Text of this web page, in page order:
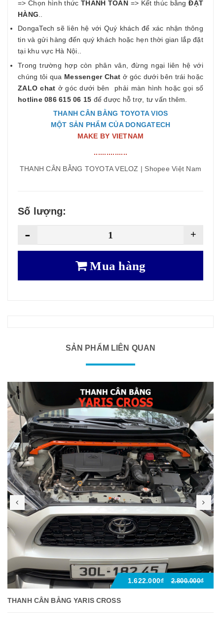
=> Chọn hình thức THANH TOÁN=> Kết thúc bằngĐẶT
HÀNG
DongaTech sẽ liên hệ với Quý khách để xác nhận thông
tin và gửi hàng đến quý khách hoặc hẹn thời gian lắp đặt
tại khu vực Hà Nội..
Trong trường hợp còn phân vân, đừng ngại liên hệ với
chúng tôi qua Messenger Chat ở góc dưới bên trái hoặc
ZALO chat ở góc dưới bên phải màn hình hoặc gọi số
hotline 086 615 06 15 để được hỗ trợ, tư vấn thêm.
THANH CÂN BẰNG TOYOTA VIOS
MỘT SẢN PHẨM CỦA DONGATECH
MAKE BY VIETNAM
................
THANH CÂN BẰNG TOYOTA VELOZ | Shopee Việt Nam
Số lượng:
- +
Mua hàng
SẢN PHẨM LIÊN QUAN
1.622.000₫ 2.800.000₫
THANH CÂN BẰNG YARIS CROSS